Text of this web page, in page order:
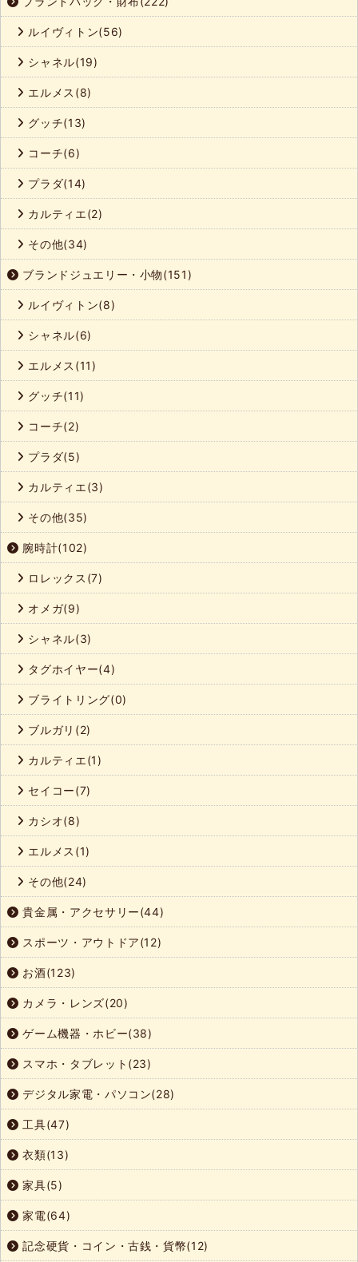
ルイヴィトン(56)
シャネル(19)
エルメス(8)
グッチ(13)
コーチ(6)
プラダ(14)
カルティエ(2)
その他(34)
ブランドジュエリー・小物(151)
ルイヴィトン(8)
シャネル(6)
エルメス(11)
グッチ(11)
コーチ(2)
プラダ(5)
カルティエ(3)
その他(35)
腕時計(102)
ロレックス(7)
オメガ(9)
シャネル(3)
タグホイヤー(4)
ブライトリング(0)
ブルガリ(2)
カルティエ(1)
セイコー(7)
カシオ(8)
エルメス(1)
その他(24)
貴金属・アクセサリー(44)
スポーツ・アウトドア(12)
お酒(123)
カメラ・レンズ(20)
ゲーム機器・ホビー(38)
スマホ・タブレット(23)
デジタル家電・パソコン(28)
工具(47)
衣類(13)
家具(5)
家電(64)
記念硬貨・コイン・古銭・貨幣(12)